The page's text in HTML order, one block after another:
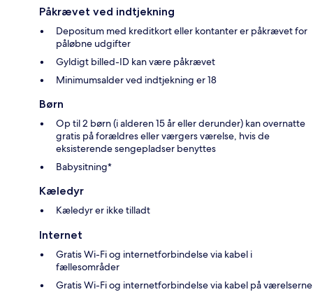
Påkrævet ved indtjekning
Depositum med kreditkort eller kontanter er påkrævet for
påløbne udgifter
Gyldigt billed-ID kan være påkrævet
Minimumsalder ved indtjekning er 18
Børn
Op til 2 børn (i alderen 15 år eller derunder) kan overnatte
gratis på forældres eller værgers værelse, hvis de
eksisterende sengepladser benyttes
Babysitning*
Kæledyr
Kæledyr er ikke tilladt
Internet
Gratis Wi-Fi og internetforbindelse via kabel i
fællesområder
Gratis Wi-Fi og internetforbindelse via kabel på værelserne